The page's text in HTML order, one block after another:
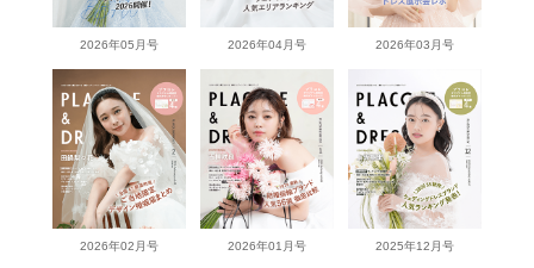
2026年05月号 2026年04月号 2026年03月号
2026年02月号 2026年01月号 2025年12月号